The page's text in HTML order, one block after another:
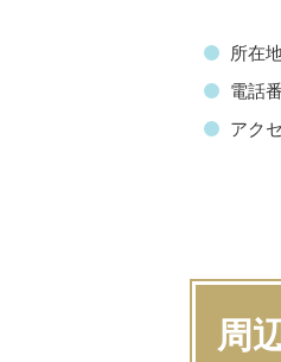
所在
電話
アク
周